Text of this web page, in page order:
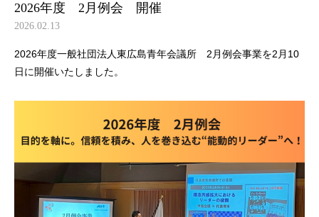
2026年度 2月例会 開催
2026.02.13
2026年度一般社団法人東広島青年会議所 2月例会事業を2月10
日に開催いたしました。